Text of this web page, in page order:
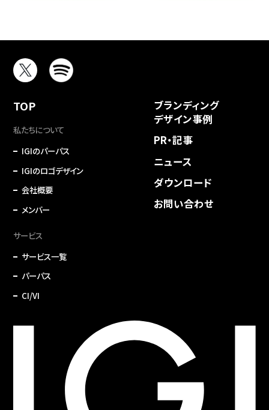
TOP
私たちについて
IGIのパーパス
IGIのロゴデザイン
会社概要
メンバー
サービス
サービス一覧
パーパス
CI/VI
ブランディング
デザイン事例
PR・記事
ニュース
ダウンロード
お問い合わせ